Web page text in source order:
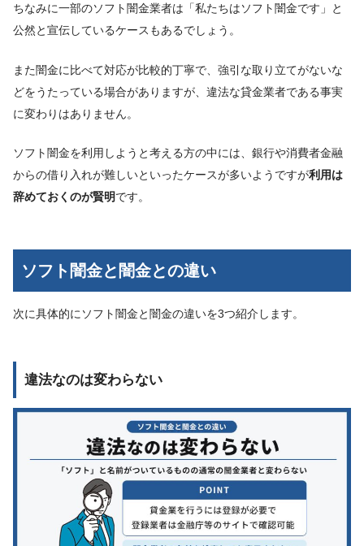
ちなみに一部のソフト闇金業者は「私たちはソフト闇金です」と
公然と宣伝しているケースもあるでしょう。
また闇金に比べて対応が比較的丁寧で、強引な取り立てがないな
どをうたっている場合がありますが、違法な貸金業者である事実
に変わりはありません。
ソフト闇金を利用しようと考える方の中には、銀行や消費者金融
からの借り入れが難しいといったケースが多いようですが利用は
辞めておくのが賢明です。
ソフト闇金と闇金との違い
次に具体的にソフト闇金と闇金の違いを3つ紹介します。
違法なのは変わらない